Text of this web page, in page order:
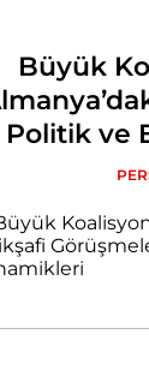
Büyük
Politik ve